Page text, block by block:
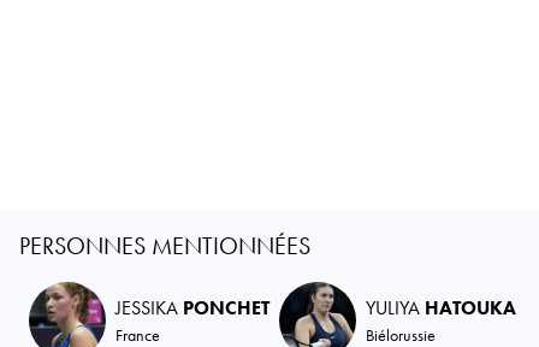
PERSONNES MENTIONNÉES
JESSIKA PONCHET
France
YULIYA HATOUKA
Biélorussie